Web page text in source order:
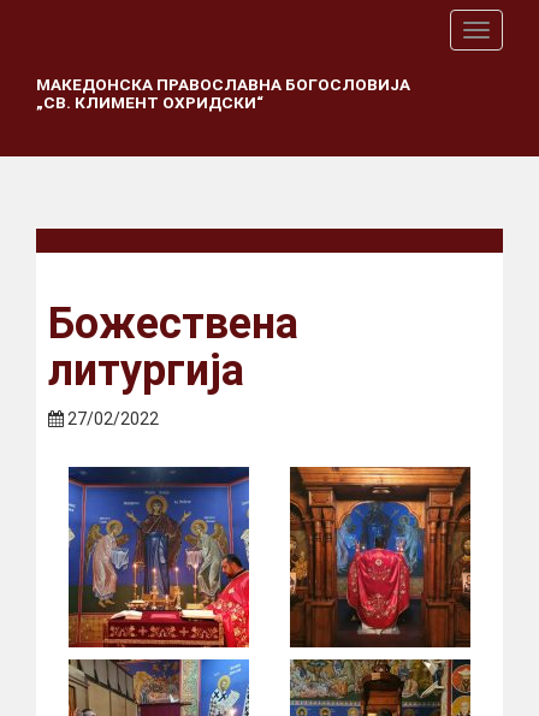
T
o
e
v
i
МАКЕДОНСКА ПРАВОСЛАВНА БОГОСЛОВИЈА
„СВ. КЛИМЕНТ ОХРИДСКИ“
Божествена
литургија
27/02/2022